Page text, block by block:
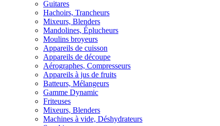
Guitares
Hachoirs, Trancheurs
Mixeurs, Blenders
Mandolines, Éplucheurs
Moulins broyeurs
Appareils de cuisson
Appareils de découpe
Aérographes, Compresseurs
Appareils à jus de fruits
Batteurs, Mélangeurs
Gamme Dynamic
Friteuses
Mixeurs, Blenders
Machines à vide, Déshydrateurs